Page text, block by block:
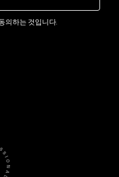
의하는 것입니다.